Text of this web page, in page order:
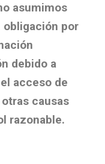
asumimos
obligación por
debido a
acceso de
causas
razonable.